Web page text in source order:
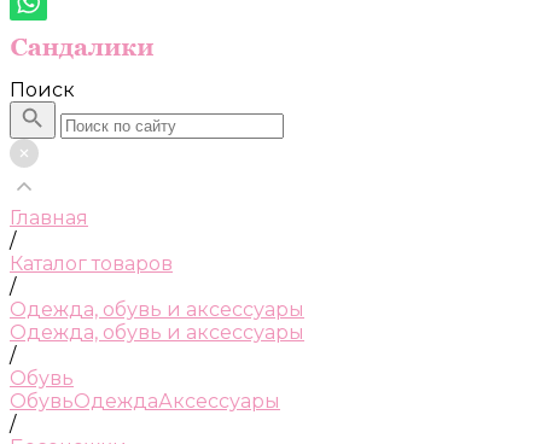
Поиск
Главная
/
Каталог товаров
/
Одежда, обувь и аксессуары
Одежда, обувь и аксессуары
/
Обувь
ОбувьОдеждаАксессуары
/